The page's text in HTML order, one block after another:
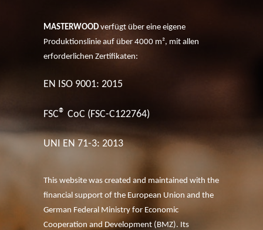
MASTERWOOD verfügt über eine eigene
Produktionslinie auf über 4000 m², mit allen
erforderlichen Zertifikaten:
EN ISO 9001: 2015
FSC® CoC (FSC-C122764)
UNI EN 71-3: 2013
This website was created and maintained with the
financial support of the European Union and the
German Federal Ministry for Economic
Cooperation and Development (BMZ). Its